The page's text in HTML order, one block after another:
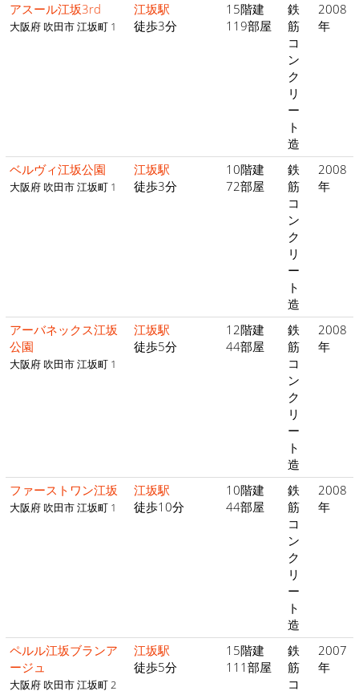
アスール江坂3rd
大阪府 吹田市 江坂町 1
江坂駅
徒歩3分
15階建
119部屋
鉄
筋
コ
ン
ク
リ
ー
ト
造
2008
年
ベルヴィ江坂公園
大阪府 吹田市 江坂町 1
江坂駅
徒歩3分
10階建
72部屋
鉄
筋
コ
ン
ク
リ
ー
ト
造
2008
年
アーバネックス江坂
公園
大阪府 吹田市 江坂町 1
江坂駅
徒歩5分
12階建
44部屋
鉄
筋
コ
ン
ク
リ
ー
ト
造
2008
年
ファーストワン江坂
大阪府 吹田市 江坂町 1
江坂駅
徒歩10分
10階建
44部屋
鉄
筋
コ
ン
ク
リ
ー
ト
造
2008
年
ペルル江坂ブランア
ージュ
大阪府 吹田市 江坂町 2
江坂駅
徒歩5分
15階建
111部屋
鉄
筋
コ
2007
年